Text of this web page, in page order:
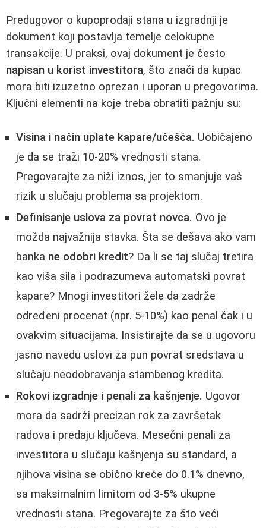
Predugovor o kupoprodaji stana u izgradnji je
dokument koji postavlja temelje celokupne
transakcije. U praksi, ovaj dokument je često
napisan u korist investitora, što znači da kupac
mora biti izuzetno oprezan i uporan u pregovorima.
Ključni elementi na koje treba obratiti pažnju su:
Visina i način uplate kapare/učešća. Uobičajeno
je da se traži 10-20% vrednosti stana.
Pregovarajte za niži iznos, jer to smanjuje vaš
rizik u slučaju problema sa projektom.
Definisanje uslova za povrat novca. Ovo je
možda najvažnija stavka. Šta se dešava ako vam
banka ne odobri kredit? Da li se taj slučaj tretira
kao viša sila i podrazumeva automatski povrat
kapare? Mnogi investitori žele da zadrže
određeni procenat (npr. 5-10%) kao penal čak i u
ovakvim situacijama. Insistirajte da se u ugovoru
jasno navedu uslovi za pun povrat sredstava u
slučaju neodobravanja stambenog kredita.
Rokovi izgradnje i penali za kašnjenje. Ugovor
mora da sadrži precizan rok za završetak
radova i predaju ključeva. Mesečni penali za
investitora u slučaju kašnjenja su standard, a
njihova visina se obično kreće do 0.1% dnevno,
sa maksimalnim limitom od 3-5% ukupne
vrednosti stana. Pregovarajte za što veći